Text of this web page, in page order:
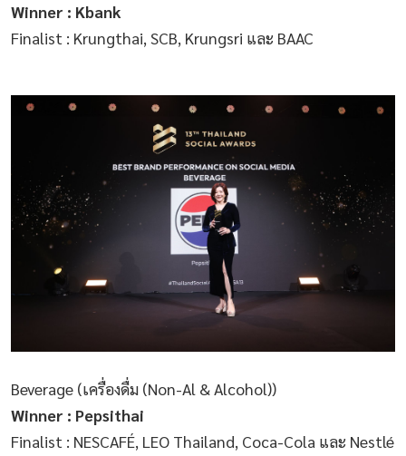
Winner : Kbank
Finalist : Krungthai, SCB, Krungsri และ BAAC
Beverage (เครื่องดื่ม (Non-Al & Alcohol))
Winner : Pepsithai
Finalist : NESCAFÉ, LEO Thailand, Coca-Cola และ Nestlé